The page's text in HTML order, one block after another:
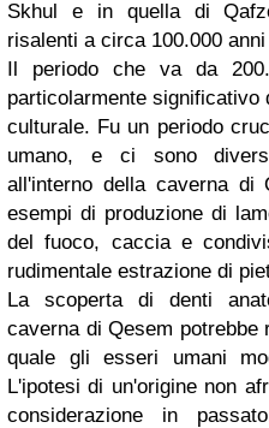
Skhul e in quella di
risalenti a circa 100.000
Il periodo che va da
particolarmente
culturale. Fu un periodo
umano, e ci sono
all'interno della caverna di
esempi di produzione di
del fuoco, caccia e
rudimentale estrazione di
La scoperta di denti
caverna di Qesem potrebbe
quale gli esseri umani
L'ipotesi di un'origine non
considerazione in